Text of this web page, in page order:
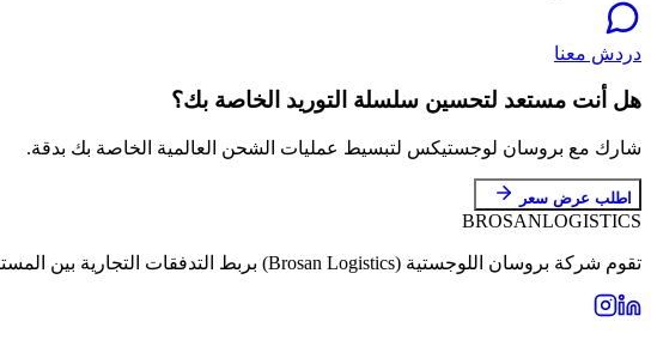
دردش معنا
هل أنت مستعد لتحسين سلسلة التوريد الخاصة بك؟
شارك مع بروسان لوجستيكس لتبسيط عمليات الشحن العالمية الخاصة بك بدقة.
اطلب عرض سعر
BROSANLOGISTICS
تقوم شركة بروسان اللوجستية (Brosan Logistics) بربط التدفقات التجارية بين المستثمرين الأتراك والأسواق العالمية عبر خدمات تخليص وتأمين استثنائية.